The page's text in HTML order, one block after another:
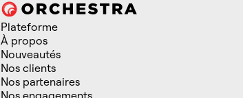
Plateforme
À propos
Nouveautés
Nos clients
Nos partenaires
Nos engagements